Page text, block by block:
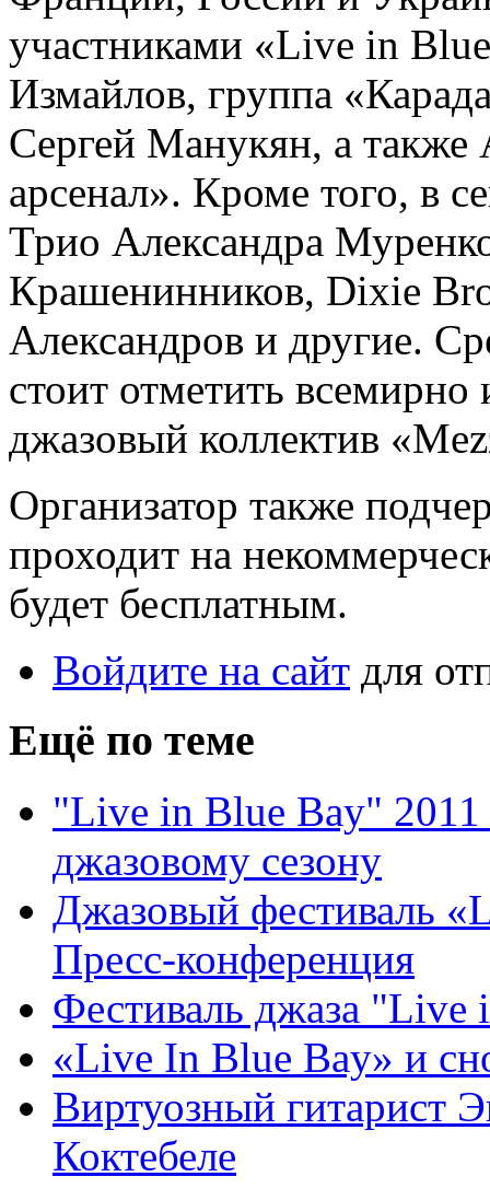
участниками «Live in
Измайлов, группа
Сергей Манукян, а
арсенал». Кроме того, в
Трио Александра
Крашенинников, Dixie
Александров и другие.
стоит отметить
джазовый коллектив
Организатор также
проходит на
будет бесплатным.
Войдите на сайт для
Ещё по теме
"Live in Blue Bay" 2011
джазовому сезону
Джазовый фестиваль
Пресс-конференция
Фестиваль джаза "Live
«Live In Blue Bay» и
Виртуозный гитарист
Коктебеле